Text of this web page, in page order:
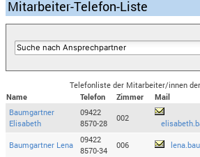
Mitarbeiter-Telefon-Liste
Telefonliste der Mitarbeiter/innen
Name
Telefon Zimmer
Mail
Baumgartner
Elisabeth
09422
8570-28
002
Baumgartner Lena
09422
8570-34
006